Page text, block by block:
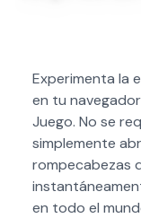
Experimenta la
en tu
Juego. No se
simplemente
rompecabezas
en todo el